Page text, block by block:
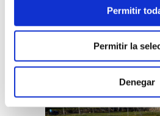
Permitir
Permitir la
Denegar